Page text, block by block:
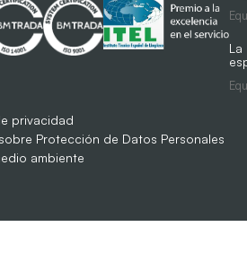
privacidad
Protección de Datos Personales
ambiente